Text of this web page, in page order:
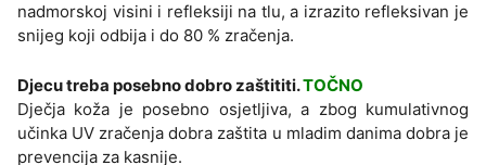
nadmorskoj visini i refleksiji na tlu, a izrazito refleksivan je
snijeg koji odbija i do 80 % zračenja.
Djecu treba posebno dobro zaštititi.TOČNO
Dječja koža je posebno osjetljiva, a zbog kumulativnog
učinka UV zračenja dobra zaštita u mladim danima dobra je
prevencija za kasnije.